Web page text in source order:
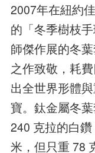
2007年在紐約
的「冬季樹枝
師傑作展的冬
之作致敬，耗
出全世界形體
寶。鈦金屬冬
240 克拉的白
米，但只重 78